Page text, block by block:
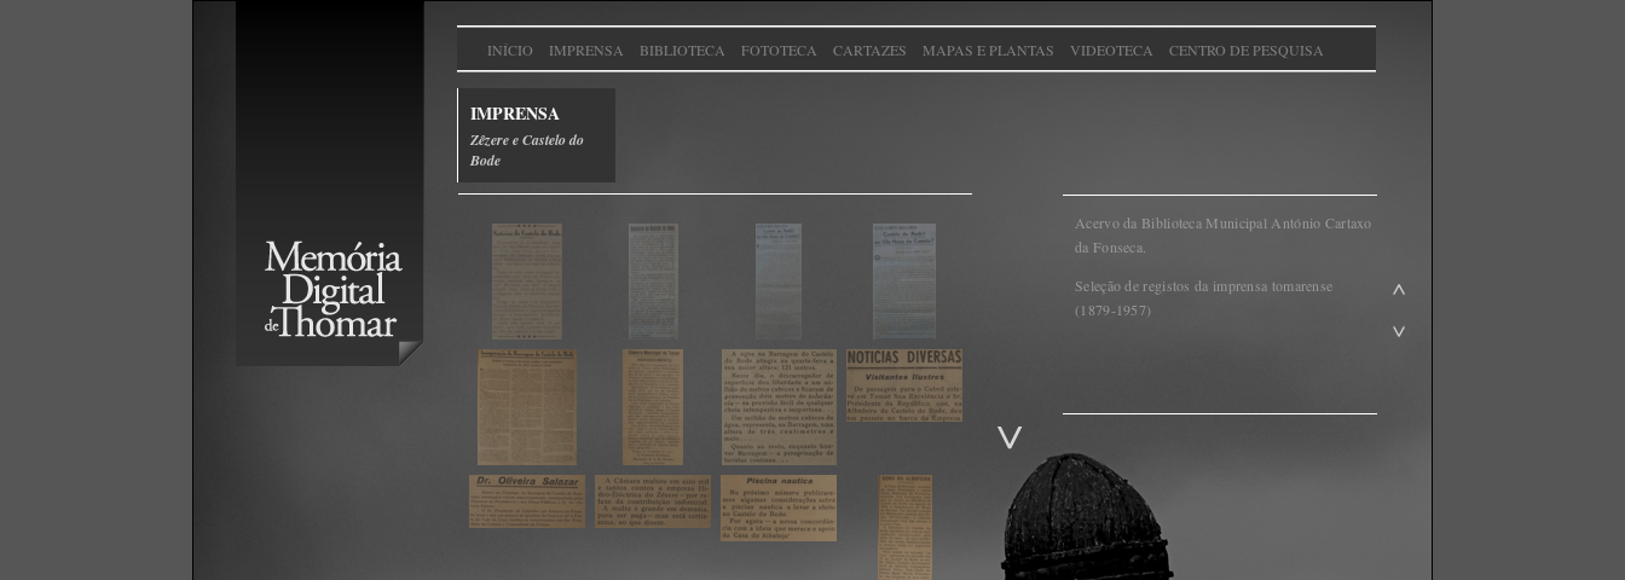
INÍCIO IMPRENSA BIBLIOTECA FOTOTECA CARTAZES MAPAS E PLANTAS VIDEOTECA CENTRO DE PESQUISA
IMPRENSA
Zêzere e Castelo do
Bode
Acervo da Biblioteca Municipal António Cartaxo
da Fonseca.
Seleção de registos da imprensa tomarense
(1879-1957)